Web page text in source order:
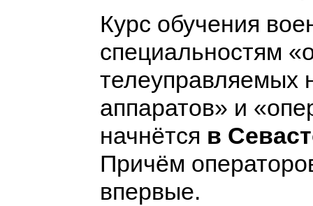
Курс обучения
специальностям
телеуправляемых
аппаратов» и
начнётся в
Причём
впервые.